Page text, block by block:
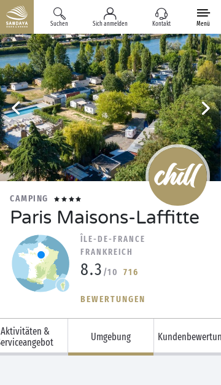
Suchen Sich anmelden Kontakt Menü
CAMPING
Paris Maisons-Laffitte
ÎLE-DE-FRANCE
FRANKREICH
8.3 /10 716
BEWERTUNGEN
Aktivitäten &
Umgebung